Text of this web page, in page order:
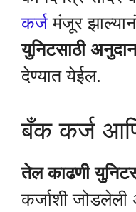
कर्ज मंजूर
युनिटसाठी
देण्यात येईल.
बँक कर्ज
तेल काढणी
कर्जाशी जोडलेली